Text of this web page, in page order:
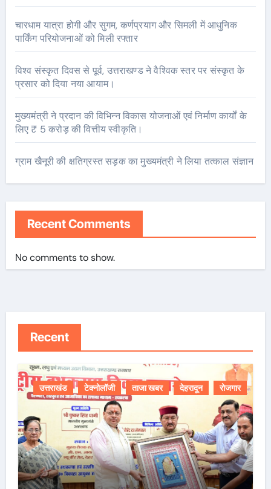
चारधाम यात्रा होगी और सुगम, कर्णप्रयाग और सिमली में आधुनिक
पार्किंग परियोजनाओं को मिली रफ्तार
विश्व संस्कृत दिवस से पूर्व, उत्तराखण्ड ने वैश्विक स्तर पर संस्कृत के
प्रसार को दिया नया आयाम।
मुख्यमंत्री ने प्रदान की विभिन्न विकास योजनाओं एवं निर्माण कार्यों के
लिए ₹ 5 करोड़ की वित्तीय स्वीकृति।
ग्राम खैनूरी की क्षतिग्रस्त सड़क का मुख्यमंत्री ने लिया तत्काल संज्ञान
Recent Comments
No comments to show.
Recent
उत्तराखंड टेक्नोलॉजी ताजा खबर देहरादून रोजगार